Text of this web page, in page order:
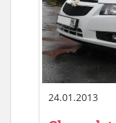
24.01.2013